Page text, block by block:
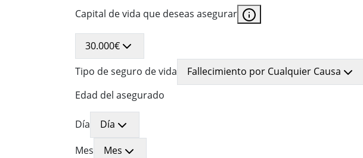
Capital de vida que deseas asegurar
30.000€
Tipo de seguro de vida
Fallecimiento por Cualquier Causa
Edad del asegurado
Día
Día
Mes
Mes